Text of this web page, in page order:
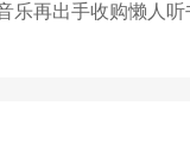
乐再出手收购懒人听